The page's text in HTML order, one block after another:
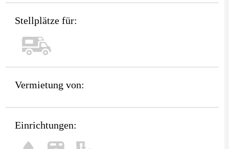
Stellplätze für:
Vermietung von:
Einrichtungen: